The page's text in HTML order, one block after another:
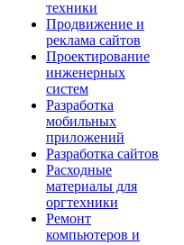
техники
Продвижение и
реклама сайтов
Проектирование
инженерных
систем
Разработка
мобильных
приложений
Разработка сайтов
Расходные
материалы для
оргтехники
Ремонт
компьютеров и